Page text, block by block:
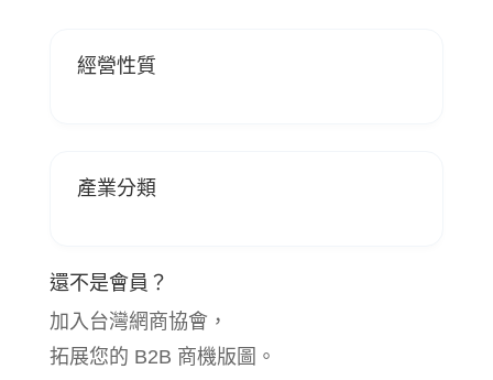
經營性質
產業分類
還不是會員？
加入台灣網商協會，
拓展您的 B2B 商機版圖。